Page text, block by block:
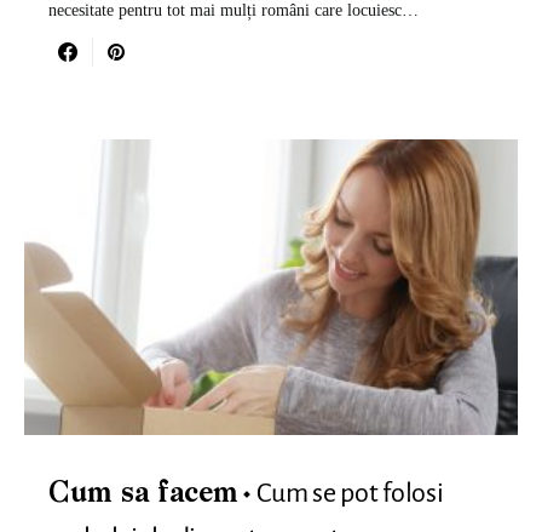
necesitate pentru tot mai mulți români care locuiesc…
Cum sa facem
Cum se pot folosi